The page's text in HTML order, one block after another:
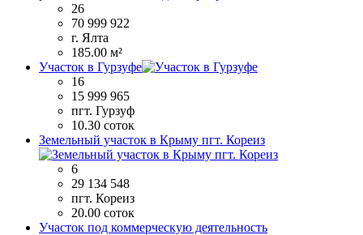
26
70 999 922
г. Ялта
185.00 м²
Участок в Гурзуфе
16
15 999 965
пгт. Гурзуф
10.30 соток
Земельный участок в Крыму пгт. Кореиз
6
29 134 548
пгт. Кореиз
20.00 соток
Участок под коммерческую деятельность